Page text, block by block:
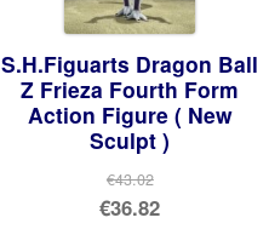
S.H.Figuarts Dragon Ball
Z Frieza Fourth Form
Action Figure ( New
Sculpt )
€43.02
Le
€36.82